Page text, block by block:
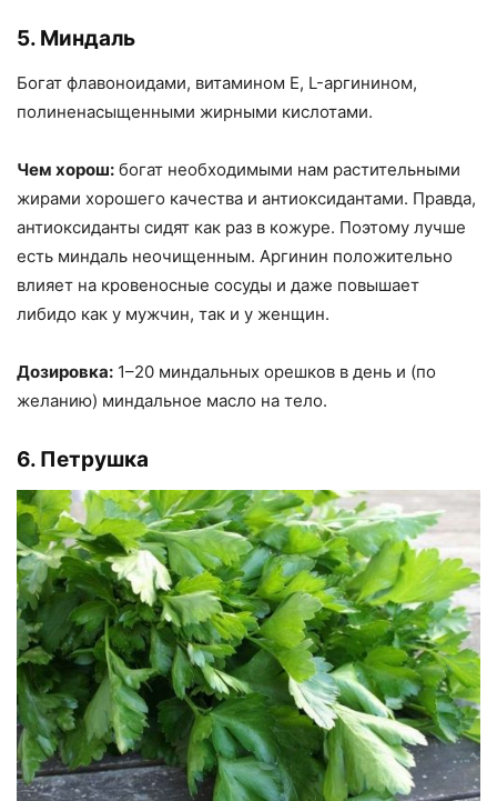
5. Миндаль
Богат флавоноидами, витамином Е, L-аргинином,
полиненасыщенными жирными кислотами.
Чем хорош: богат необходимыми нам растительными
жирами хорошего качества и антиоксидантами. Правда,
антиоксиданты сидят как раз в кожуре. Поэтому лучше
есть миндаль неочищенным. Аргинин положительно
влияет на кровеносные сосуды и даже повышает
либидо как у мужчин, так и у женщин.
Дозировка: 1–20 миндальных орешков в день и (по
желанию) миндальное масло на тело.
6. Петрушка